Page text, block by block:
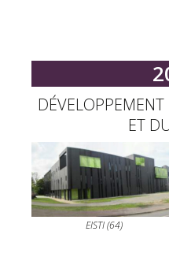
ET
EISTI (64)